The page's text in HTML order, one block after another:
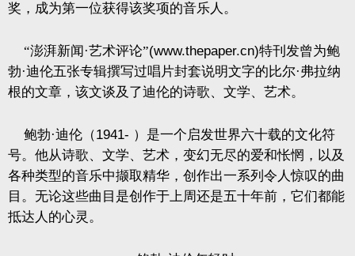
奖，成为第一位获得该奖项的音乐人。
“澎湃新闻·艺术评论”(www.thepaper.cn)特刊发曾为鲍
勃·迪伦五张专辑撰写过唱片封套说明文字的比尔·弗拉纳
根的文章，该文谈及了迪伦的诗歌、文学、艺术。
鲍勃·迪伦（1941- ）是一个启发世界六十载的文化符
号。他从诗歌、文学、艺术，变幻无尽的爱和怅惘，以及
各种类型的音乐中撷取精华，创作出一系列令人惊叹的曲
目。无论这些曲目是创作于上周还是五十年前，它们都能
抵达人的心灵。